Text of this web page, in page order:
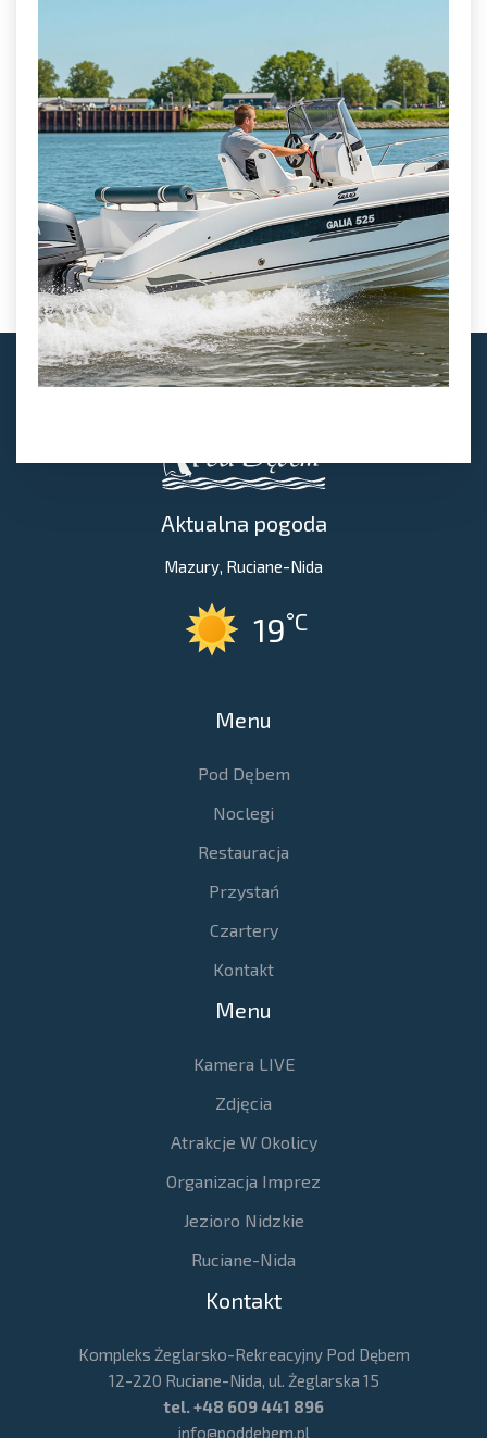
Aktualna pogoda
Mazury, Ruciane-Nida
19°C
Menu
Pod Dębem
Noclegi
Restauracja
Przystań
Czartery
Kontakt
Menu
Kamera LIVE
Zdjęcia
Atrakcje W Okolicy
Organizacja Imprez
Jezioro Nidzkie
Ruciane-Nida
Kontakt
Kompleks Żeglarsko-Rekreacyjny Pod Dębem
12-220 Ruciane-Nida, ul. Żeglarska 15
tel.+48 609 441 896
info@poddebem.pl